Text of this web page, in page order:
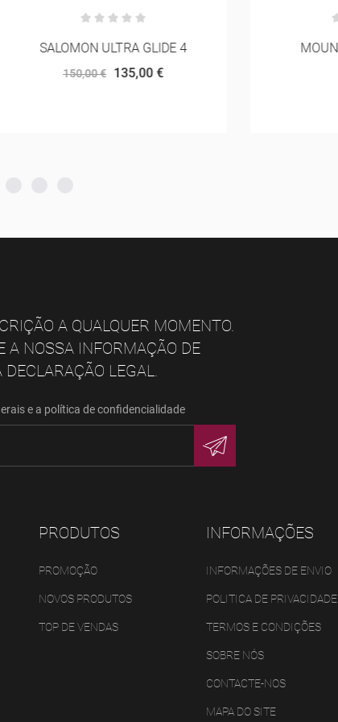
MOUNT TO COAST T1
190,00 €
A QUALQUER MOMENTO.
A NOSSA INFORMAÇÃO DE
LEGAL.
e a política de confidencialidade
PRODUTOS
PROMOÇÃO
NOVOS PRODUTOS
TOP DE VENDAS
INFORMAÇÕES
INFORMAÇÕES DE ENVIO
POLITICA DE PRIVACIDADE
TERMOS E CONDIÇÕES
SOBRE NÓS
CONTACTE-NOS
MAPA DO SITE